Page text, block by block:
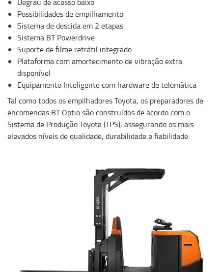
Possibilidades de empilhamento
Sistema de descida em 2 etapas
Sistema BT Powerdrive
Suporte de filme retrátil integrado
Plataforma com amortecimento de vibração extra
disponível
Equipamento Inteligente com hardware de telemática
Tal como todos os empilhadores Toyota, os preparadores de
encomendas BT Optio são construídos de acordo com o
Sistema de Produção Toyota (TPS), assegurando os mais
elevados níveis de qualidade, durabilidade e fiabilidade.